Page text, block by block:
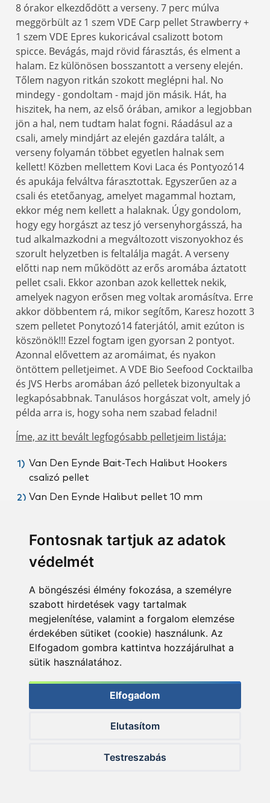
Fontosnak tartjuk az adatok
védelmét
A böngészési élmény fokozása, a személyre
szabott hirdetések vagy tartalmak
megjelenítése, valamint a forgalom elemzése
érdekében sütiket (cookie) használunk. Az
Elfogadom gombra kattintva hozzájárulhat a
sütik használatához.
Elfogadom
Elutasítom
Testreszabás
8 órakor elkezdődött a verseny. 7 perc múlva
meggörbült az 1 szem VDE Carp pellet Strawberry +
1 szem VDE Epres kukoricával csalizott botom
spicce. Bevágás, majd rövid fárasztás, és elment a
halam. Ez különösen bosszantott a verseny elején.
Tőlem nagyon ritkán szokott meglépni hal. No
mindegy - gondoltam - majd jön másik. Hát, ha
hiszitek, ha nem, az első órában, amikor a legjobban
jön a hal, nem tudtam halat fogni. Ráadásul az a
csali, amely mindjárt az elején gazdára talált, a
verseny folyamán többet egyetlen halnak sem
kellett! Közben mellettem Kovi Laca és Pontyozó14
és apukája felváltva fárasztottak. Egyszerűen az a
csali és etetőanyag, amelyet magammal hoztam,
ekkor még nem kellett a halaknak. Úgy gondolom,
hogy egy horgászt az tesz jó versenyhorgásszá, ha
tud alkalmazkodni a megváltozott viszonyokhoz és
szorult helyzetben is feltalálja magát. A verseny
előtti nap nem működött az erős aromába áztatott
pellet csali. Ekkor azonban azok kellettek nekik,
amelyek nagyon erősen meg voltak aromásítva. Erre
akkor döbbentem rá, mikor segítőm, Karesz hozott 3
szem pelletet Ponytozó14 faterjától, amit ezúton is
köszönök!!! Ezzel fogtam igen gyorsan 2 pontyot.
Azonnal elővettem az aromáimat, és nyakon
öntöttem pelletjeimet. A VDE Bio Seefood Cocktailba
és JVS Herbs aromában ázó pelletek bizonyultak a
legkapósabbnak. Tanulásos horgászat volt, amely jó
példa arra is, hogy soha nem szabad feladni!
Íme, az itt bevált legfogósabb pelletjeim listája:
Van Den Eynde Bait-Tech Halibut Hookers
csalizó pellet
Van Den Eynde Halibut pellet 10 mm
most csak 1 működött
Van Den Eynde Expanda Gold Mix + Van Den
+ vegyes pellet mix, JVS Herbs aromával
meglocsolva
Felszereléseim:
Spro Aggressive Carp Feeder 360 M + Blue Arc
Spro Aggressive Carp Feeder 390 MH +
Passion RD 640
Spro Luxxus Feeder 360 MH + Passion FD